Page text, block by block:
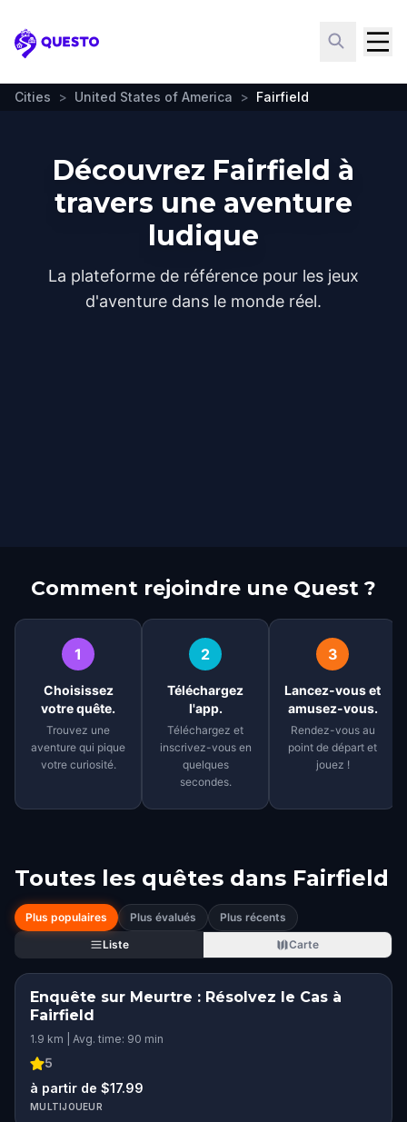
Questo
Cities > United States of America > Fairfield
Découvrez Fairfield à
travers une aventure
ludique
La plateforme de référence pour les jeux
d'aventure dans le monde réel.
Comment rejoindre une Quest ?
1
Choisissez
votre quête.
Trouvez une
aventure qui pique
votre curiosité.
2
Téléchargez
l'app.
Téléchargez et
inscrivez-vous en
quelques
secondes.
3
Lancez-vous et
amusez-vous.
Rendez-vous au
point de départ et
jouez !
Toutes les quêtes dans Fairfield
Plus populaires Plus évalués
Plus récents
Liste
Carte
Enquête sur Meurtre : Résolvez le Cas à
Fairfield
1.9 km | Avg. time: 90 min
5
à partir de $17.99
MULTIJOUEUR